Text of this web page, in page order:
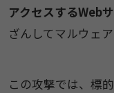
アクセスするWeb
ざんしてマルウェ
この攻撃では、標